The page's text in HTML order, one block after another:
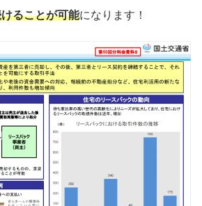
ることが可能になります！